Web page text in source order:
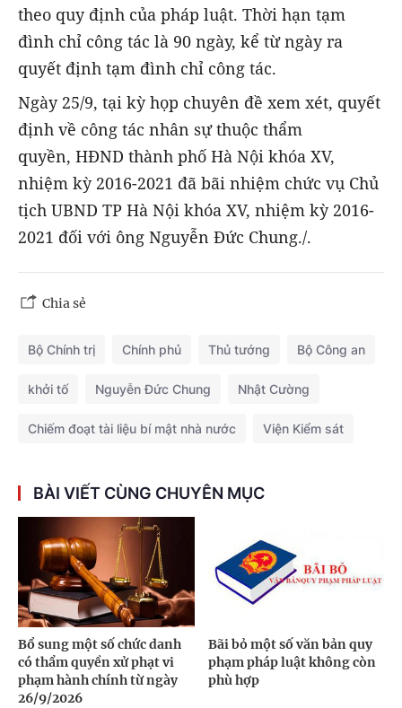
theo quy định của pháp luật. Thời hạn tạm
đình chỉ công tác là 90 ngày, kể từ ngày ra
quyết định tạm đình chỉ công tác.
Ngày 25/9, tại kỳ họp chuyên đề xem xét, quyết
định về công tác nhân sự thuộc thẩm
quyền, HĐND thành phố Hà Nội khóa XV,
nhiệm kỳ 2016-2021 đã bãi nhiệm chức vụ Chủ
tịch UBND TP Hà Nội khóa XV, nhiệm kỳ 2016-
2021 đối với ông Nguyễn Đức Chung./.
Chia sẻ
Bộ Chính trị Chính phủ Thủ tướng Bộ Công an
khởi tố Nguyễn Đức Chung Nhật Cường
Chiếm đoạt tài liệu bí mật nhà nước Viện Kiểm sát
BÀI VIẾT CÙNG CHUYÊN MỤC
Bổ sung một số chức danh
có thẩm quyền xử phạt vi
phạm hành chính từ ngày
26/9/2026
Bãi bỏ một số văn bản quy
phạm pháp luật không còn
phù hợp